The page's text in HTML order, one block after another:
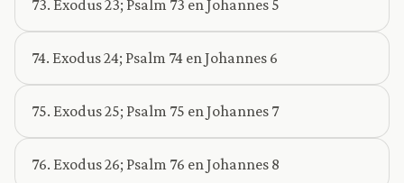
73. Exodus 23; Psalm 73 en Johannes 5
74. Exodus 24; Psalm 74 en Johannes 6
75. Exodus 25; Psalm 75 en Johannes 7
76. Exodus 26; Psalm 76 en Johannes 8